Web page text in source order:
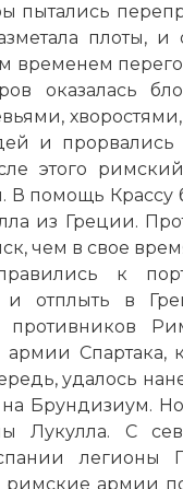
пытались
плоты,
временем
оказалась
и прорвались
этого
В помощь
из Греции.
чем в свое
к
и отплыть в
Спартака,
удалось
Брундизиум.
Лукулла. С
легионы
римские армии
Легио́н
—
Легион
По
50
период
быть
Во
Фото